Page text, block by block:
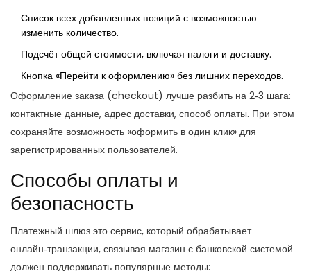
Список всех добавленных позиций с возможностью
изменить количество.
Подсчёт общей стоимости, включая налоги и доставку.
Кнопка «Перейти к оформлению» без лишних переходов.
Оформление заказа (checkout) лучше разбить на 2‑3 шага:
контактные данные, адрес доставки, способ оплаты. При этом
сохраняйте возможность «оформить в один клик» для
зарегистрированных пользователей.
Способы оплаты и
безопасность
Платежный шлюз это сервис, который обрабатывает
онлайн‑транзакции, связывая магазин с банковской системой
должен поддерживать популярные методы: